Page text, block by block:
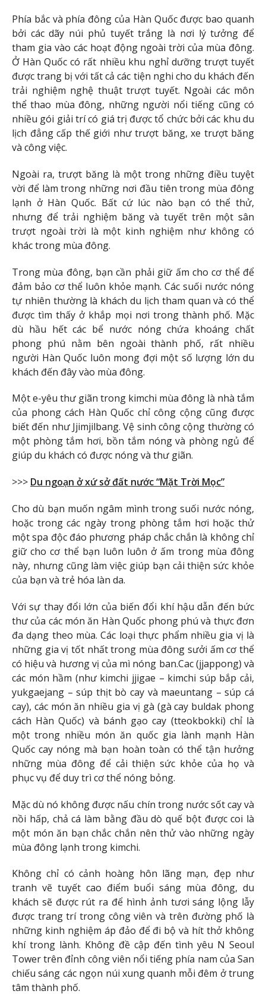
Phía bắc và phía đông của Hàn Quốc được bao quanh
bởi các dãy núi phủ tuyết trắng là nơi lý tưởng để
tham gia vào các hoạt động ngoài trời của mùa đông.
Ở Hàn Quốc có rất nhiều khu nghỉ dưỡng trượt tuyết
được trang bị với tất cả các tiện nghi cho du khách đến
trải nghiệm nghệ thuật trượt tuyết. Ngoài các môn
thể thao mùa đông, những người nổi tiếng cũng có
nhiều gói giải trí có giá trị được tổ chức bởi các khu du
lịch đẳng cấp thế giới như trượt băng, xe trượt băng
và công việc.
Ngoài ra, trượt băng là một trong những điều tuyệt
vời để làm trong những nơi đầu tiên trong mùa đông
lạnh ở Hàn Quốc. Bất cứ lúc nào bạn có thể thử,
nhưng để trải nghiệm băng và tuyết trên một sân
trượt ngoài trời là một kinh nghiệm như không có
khác trong mùa đông.
Trong mùa đông, bạn cần phải giữ ấm cho cơ thể để
đảm bảo cơ thể luôn khỏe mạnh. Các suối nước nóng
tự nhiên thường là khách du lịch tham quan và có thể
được tìm thấy ở khắp mọi nơi trong thành phố. Mặc
dù hầu hết các bể nước nóng chứa khoáng chất
phong phú nằm bên ngoài thành phố, rất nhiều
người Hàn Quốc luôn mong đợi một số lượng lớn du
khách đến đây vào mùa đông.
Một e-yêu thư giãn trong kimchi mùa đông là nhà tắm
của phong cách Hàn Quốc chỉ công cộng cũng được
biết đến như Jjimjilbang. Vệ sinh công cộng thường có
một phòng tắm hơi, bồn tắm nóng và phòng ngủ để
giúp du khách có được nóng và thư giãn.
>>> Du ngoạn ở xứ sở đất nước “Mặt Trời Mọc”
Cho dù bạn muốn ngâm mình trong suối nước nóng,
hoặc trong các ngày trong phòng tắm hơi hoặc thử
một spa độc đáo phương pháp chắc chắn là không chỉ
giữ cho cơ thể bạn luôn luôn ở ấm trong mùa đông
này, nhưng cũng làm việc giúp bạn cải thiện sức khỏe
của bạn và trẻ hóa làn da.
Với sự thay đổi lớn của biến đổi khí hậu dẫn đến bức
thư của các món ăn Hàn Quốc phong phú và thực đơn
đa dạng theo mùa. Các loại thực phẩm nhiều gia vị là
những gia vị tốt nhất trong mùa đông sưởi ấm cơ thể
có hiệu và hương vị của mì nóng ban.Cac (jjappong) và
các món hầm (như kimchi jjigae – kimchi súp bắp cải,
yukgaejang – súp thịt bò cay và maeuntang – súp cá
cay), các món ăn nhiều gia vị gà (gà cay buldak phong
cách Hàn Quốc) và bánh gạo cay (tteokbokki) chỉ là
một trong nhiều món ăn quốc gia lành mạnh Hàn
Quốc cay nóng mà bạn hoàn toàn có thể tận hưởng
những mùa đông để cải thiện sức khỏe của họ và
phục vụ để duy trì cơ thể nóng bỏng.
Mặc dù nó không được nấu chín trong nước sốt cay và
nồi hấp, chả cá làm bằng đầu dò quế bột được coi là
một món ăn bạn chắc chắn nên thử vào những ngày
mùa đông lạnh trong kimchi.
Không chỉ có cảnh hoàng hôn lãng mạn, đẹp như
tranh vẽ tuyết cao điểm buổi sáng mùa đông, du
khách sẽ được rút ra để hình ảnh tươi sáng lộng lẫy
được trang trí trong công viên và trên đường phố là
những kinh nghiệm áp đảo để đi bộ và hít thở không
khí trong lành. Không đề cập đến tình yêu N Seoul
Tower trên đỉnh công viên nổi tiếng phía nam của San
chiếu sáng các ngọn núi xung quanh mỗi đêm ở trung
tâm thành phố.